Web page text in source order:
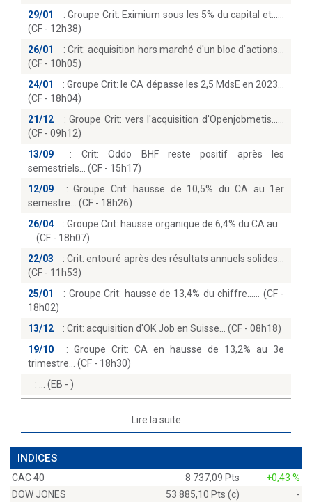
29/01
:Groupe Crit: Eximium sous les 5% du capital et...
(CF - 12h38)
26/01
:Crit: acquisition hors marché d'un bloc d'actions
(CF - 10h05)
24/01
:Groupe Crit: le CA dépasse les 2,5 MdsE en 2023
(CF - 18h04)
21/12
:Groupe Crit: vers l'acquisition d'Openjobmetis...
(CF - 09h12)
13/09
: Crit: Oddo BHF reste positif après les
semestriels… (CF - 15h17)
12/09
: Groupe Crit: hausse de 10,5% du CA au 1er
semestre… (CF - 18h26)
26/04
:Groupe Crit: hausse organique de 6,4% du CA au...
(CF - 18h07)
22/03
:Crit: entouré après des résultats annuels solides
(CF - 11h53)
25/01
: Groupe Crit: hausse de 13,4% du chiffre...… (CF -
18h02)
13/12
: Crit: acquisition d'OK Job en Suisse… (CF - 08h18)
19/10
: Groupe Crit: CA en hausse de 13,2% au 3e
trimestre… (CF - 18h30)
:
(EB - )
Lire la suite
INDICES
CAC 40 8 737,09 Pts
+0,43 %
DOW JONES
53 885,10 Pts (c) -